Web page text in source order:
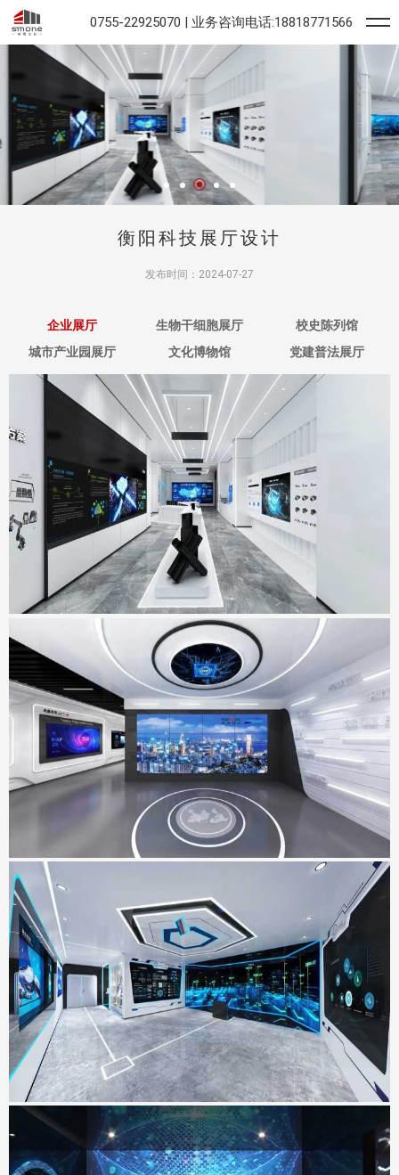
0755-22925070 | 业务咨询电话:18818771566
衡阳科技展厅设计
发布时间：2024-07-27
企业展厅
生物干细胞展厅
校史陈列馆
城市产业园展厅
文化博物馆 党建普法展厅
宏山激光新总部基地展厅
地点：广东省佛山市
天威视讯展厅
地点：广东省深圳市
SMVIC智能体验厅
地点：上海市